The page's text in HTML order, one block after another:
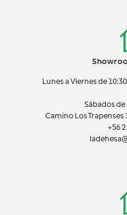
Lunes a Viernes de
Sábados de
Camino Los Trapenses
+56 2